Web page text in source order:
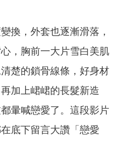
換，外套也逐漸滑落，
，胸前一大片雪白美肌
楚的鎖骨線條，好身材
加上峮峮的長髮新造
暈喊戀愛了。這段影片
底下留言大讚「戀愛